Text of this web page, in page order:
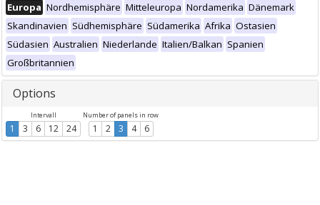
Europa Nordhemisphäre Mitteleuropa Nordamerika Dänemark
Skandinavien Südhemisphäre Südamerika Afrika Ostasien
Südasien Australien Niederlande Italien/Balkan Spanien
Großbritannien
Options
Intervall
1 3 6 12 24
Number of panels in row
1 2 3 4 6